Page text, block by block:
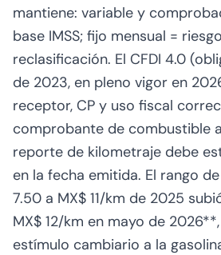
mantiene: variable y
base IMSS; fijo mensual =
reclasificación. El CFDI 4.0
de 2023, en pleno vigor en
receptor, CP y uso fiscal
comprobante de combustible
reporte de kilometraje debe
en la fecha emitida. El rango
7.50 a MX$ 11/km de 2025
MX$ 12/km en mayo de
estímulo cambiario a la